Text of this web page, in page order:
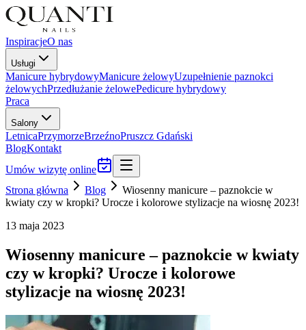
InspiracjeO nas
Usługi
Manicure hybrydowyManicure żelowyUzupełnienie paznokci
żelowychPrzedłużanie żelowePedicure hybrydowy
Praca
Salony
LetnicaPrzymorzeBrzeźnoPruszcz Gdański
BlogKontakt
Umów wizytę online
Strona główna
Blog
Wiosenny manicure – paznokcie w
kwiaty czy w kropki? Urocze i kolorowe stylizacje na wiosnę 2023!
13 maja 2023
Wiosenny manicure – paznokcie w kwiaty
czy w kropki? Urocze i kolorowe
stylizacje na wiosnę 2023!